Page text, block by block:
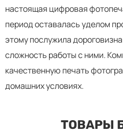
настоящая цифровая
период оставалась уделом
этому послужила
сложность работы с ними.
качественную печать
домашних условиях.
ТОВАРЫ